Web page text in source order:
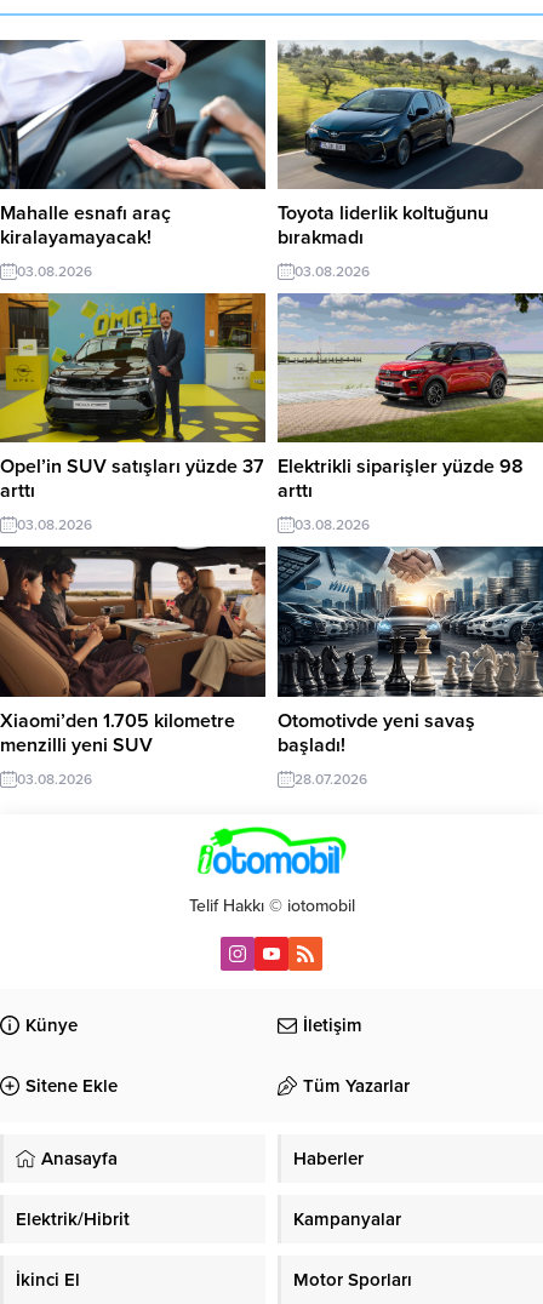
Mahalle esnafı araç
kiralayamayacak!
03.08.2026
Toyota liderlik koltuğunu
bırakmadı
03.08.2026
Opel’in SUV satışları yüzde 37
arttı
03.08.2026
Elektrikli siparişler yüzde 98
arttı
03.08.2026
Xiaomi’den 1.705 kilometre
menzilli yeni SUV
03.08.2026
Otomotivde yeni savaş
başladı!
28.07.2026
Telif Hakkı © iotomobil
Künye İletişim
Sitene Ekle Tüm Yazarlar
Anasayfa Haberler
Elektrik/Hibrit Kampanyalar
İkinci El Motor Sporları